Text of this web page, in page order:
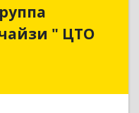
" ЦТО
группа
" ЦТО